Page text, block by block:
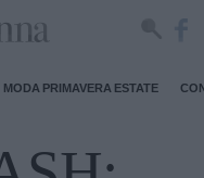
MODA PRIMAVERA ESTATE